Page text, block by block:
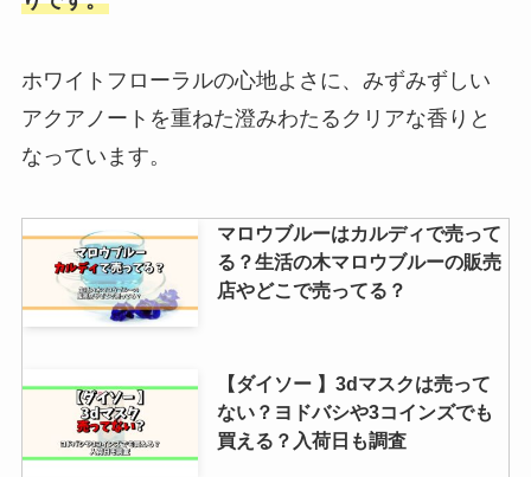
ームセンターで買える？
る？チケットとの違いも調査
ホワイトフローラルの心地よさに、みずみずしい
アクアノートを重ねた澄みわたるクリアな香りと
なっています。
マロウブルーはカルディで売って
る？生活の木マロウブルーの販売
店やどこで売ってる？
【ダイソー 】3dマスクは売って
ない？ヨドバシや3コインズでも
買える？入荷日も調査